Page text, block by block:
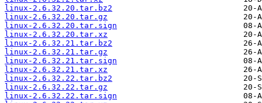
linux-2.6.32.20.tar.bz2
linux-2.6.32.20.tar.gz
linux-2.6.32.20.tar.sign
linux-2.6.32.20.tar.xz
linux-2.6.32.21.tar.bz2
linux-2.6.32.21.tar.gz
linux-2.6.32.21.tar.sign
linux-2.6.32.21.tar.xz
linux-2.6.32.22.tar.bz2
linux-2.6.32.22.tar.gz
linux-2.6.32.22.tar.sign